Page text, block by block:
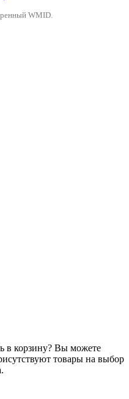
WMID.
в корзину? Вы можете
товары на выбор